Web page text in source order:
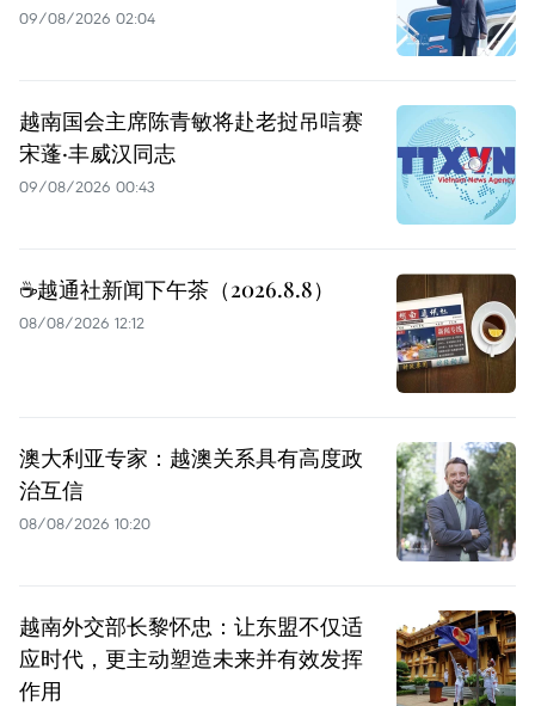
09/08/2026 02:04
越南国会主席陈青敏将赴老挝吊唁赛
宋蓬·丰威汉同志
09/08/2026 00:43
☕️越通社新闻下午茶（2026.8.8）
08/08/2026 12:12
澳大利亚专家：越澳关系具有高度政
治互信
08/08/2026 10:20
越南外交部长黎怀忠：让东盟不仅适
应时代，更主动塑造未来并有效发挥
作用